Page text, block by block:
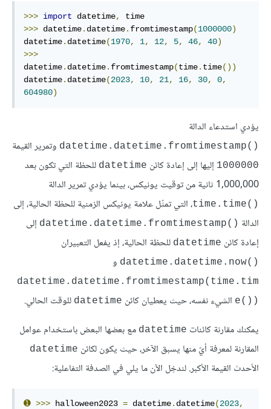
>>> import datetime,
>>> datetime. datetime. fromtimestamp(1000000)
datetime. datetime(1970, 1, 12, 5, 46, 40)
>>>
datetime. datetime. fromtimestamp(time. time())
datetime. datetime(2023, 10, 21, 16, 30, 0,
604980)
يؤدي استدعاء الدالة
datetime.datetime.fromtimestamp()‎ وتمرير القيمة
1000000 إليها إلى إعادة كائن datetime للحظة التي تكون بعد
1,000,000 ثانية من توقيت يونيكس، بينما يؤدي تمرير الدالة
time.time()‎، التي تمثّل علامة يونيكس الزمنية للحظة الحالية، إلى
الدالة datetime.datetime.fromtimestamp()‎ إلى
إعادة كائن datetime للحظة الحالية، إذ يفعل التعبيران
datetime.datetime.now()‎ و
datetime.datetime.fromtimestamp(time.tim
e())‎ الشيء نفسه، حيث يعطيان كائن datetime للوقت الحالي.
يمكنك مقارنة كائنات datetime مع بعضها البعض باستخدام عوامل
المقارنة لمعرفة أيّ منها يسبق الآخر، حيث يكون لكائن datetime
الأحدث القيمة الأكبر. لندخِل الآن ما يلي في الصدفة التفاعلية:
➊ >>> halloween2023 = datetime. datetime(2023,